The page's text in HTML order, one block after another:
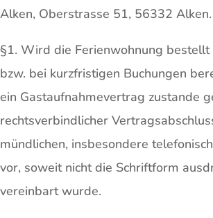
Alken, Oberstrasse 51, 56332 Alken.
§1. Wird die Ferienwohnung bestellt
bzw. bei kurzfristigen Buchungen
ein Gastaufnahmevertrag zustande
rechtsverbindlicher
mündlichen, insbesondere
vor, soweit nicht die Schriftform
vereinbart wurde.